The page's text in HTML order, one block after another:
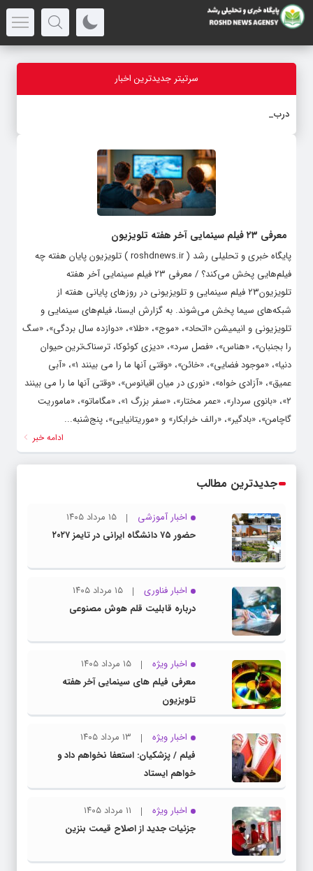
سرتیتر جدیدترین اخبار
درباره ق
معرفی ۲۳ فیلم سینمایی آخر هفته تلویزیون
پایگاه خبری و تحلیلی رشد ( roshdnews.ir ) تلویزیون پایان هفته چه
فیلم‌هایی پخش می‌کند؟ / معرفی ۲۳ فیلم سینمایی آخر هفته
تلویزیون۲۳ فیلم سینمایی و تلویزیونی در روزهای پایانی هفته از
شبکه‌های سیما پخش می‌شوند. به گزارش ایسنا، فیلم‌های سینمایی و
تلویزیونی و انیمیشن «اتحاد»، «موج»، «طلا»، «دوازده سال بردگی»، «سگ
را بجنبان»، «هناس»، «فصل سرد»، «دیزی کوئوکا، ترسناک‌ترین حیوان
دنیا»، «موجود فضایی»، «خائن»، «وقتی آنها ما را می بینند ۱»، «آبی
عمیق»، «آزادی خواه»، «نوری در میان اقیانوس»، «وقتی آنها ما را می بینند
۲»، «بانوی سردار»، «عمر مختار»، «سفر بزرگ ۱»، «مگاماتو»، «ماموریت
گاچامن»، «بادگیر»، «رالف خرابکار» و «موریتانیایی»، پنج‌شنبه...
ادامه خبر
جدیدترین مطالب
اخبار آموزشی
۱۵ مرداد ۱۴۰۵
حضور ۷۵ دانشگاه ایرانی در تایمز ۲۰۲۷
اخبار فناوری
۱۵ مرداد ۱۴۰۵
درباره قابلیت قلم هوش مصنوعی
اخبار ویژه
۱۵ مرداد ۱۴۰۵
معرفی فیلم های سینمایی آخر هفته
تلویزیون
اخبار ویژه
۱۳ مرداد ۱۴۰۵
فیلم / پزشکیان: استعفا نخواهم داد و
خواهم ایستاد
اخبار ویژه
۱۱ مرداد ۱۴۰۵
جزئیات جدید از اصلاح قیمت بنزین